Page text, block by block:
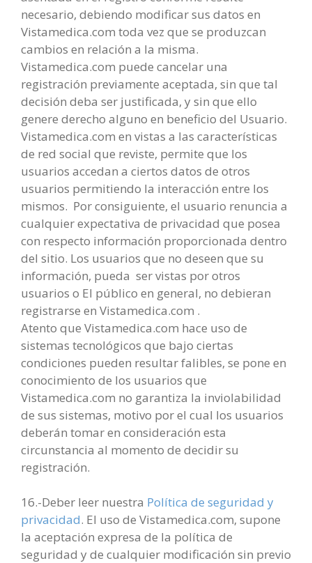
necesario, debiendo modificar sus datos en
Vistamedica.com toda vez que se produzcan
cambios en relación a la misma.
Vistamedica.com puede cancelar una
registración previamente aceptada, sin que tal
decisión deba ser justificada, y sin que ello
genere derecho alguno en beneficio del Usuario.
Vistamedica.com en vistas a las características
de red social que reviste, permite que los
usuarios accedan a ciertos datos de otros
usuarios permitiendo la interacción entre los
mismos. Por consiguiente, el usuario renuncia a
cualquier expectativa de privacidad que posea
con respecto información proporcionada dentro
del sitio. Los usuarios que no deseen que su
información, pueda ser vistas por otros
usuarios o El público en general, no debieran
registrarse en Vistamedica.com .
Atento que Vistamedica.com hace uso de
sistemas tecnológicos que bajo ciertas
condiciones pueden resultar falibles, se pone en
conocimiento de los usuarios que
Vistamedica.com no garantiza la inviolabilidad
de sus sistemas, motivo por el cual los usuarios
deberán tomar en consideración esta
circunstancia al momento de decidir su
registración.
16.-Deber leer nuestra Política de seguridad y
privacidad. El uso de Vistamedica.com, supone
la aceptación expresa de la política de
seguridad y de cualquier modificación sin previo